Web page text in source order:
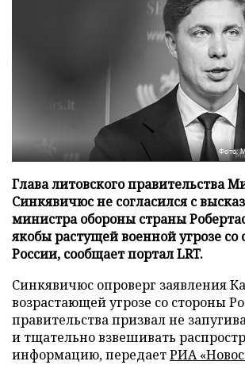
Фото:
Глава литовского правительства
Синкявичюс не согласился с
министра обороны страны
якобы растущей военной угрозе со
России, сообщает портал LRT.
Синкявичюс опроверг заявления
возрастающей угрозе со стороны
правительства призвал не
и тщательно взвешивать
информацию, передаетРИА